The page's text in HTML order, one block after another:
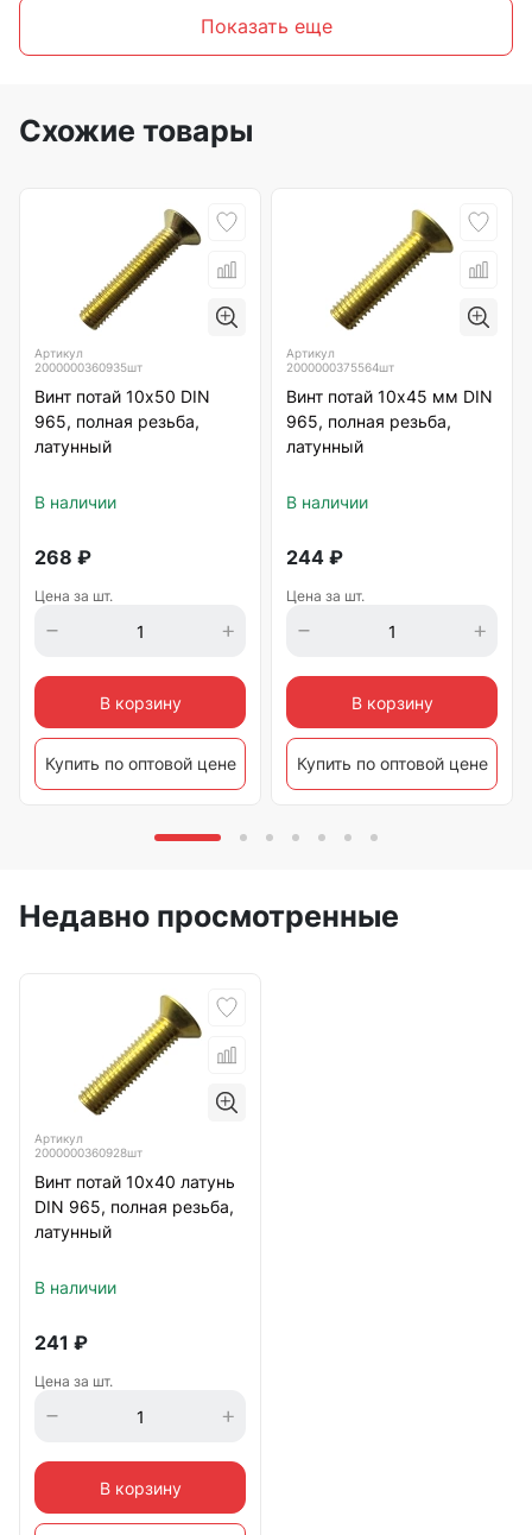
Показать еще
Схожие товары
Артикул
2000000360935шт
Винт потай 10х50 DIN
965, полная резьба,
латунный
В наличии
268 ₽
Цена за шт.
В корзину
Купить по оптовой цене
Артикул
2000000375564шт
Винт потай 10х45 мм DIN
965, полная резьба,
латунный
В наличии
244 ₽
Цена за шт.
В корзину
Купить по оптовой цене
Недавно просмотренные
Артикул
2000000360928шт
Винт потай 10х40 латунь
DIN 965, полная резьба,
латунный
В наличии
241 ₽
Цена за шт.
В корзину